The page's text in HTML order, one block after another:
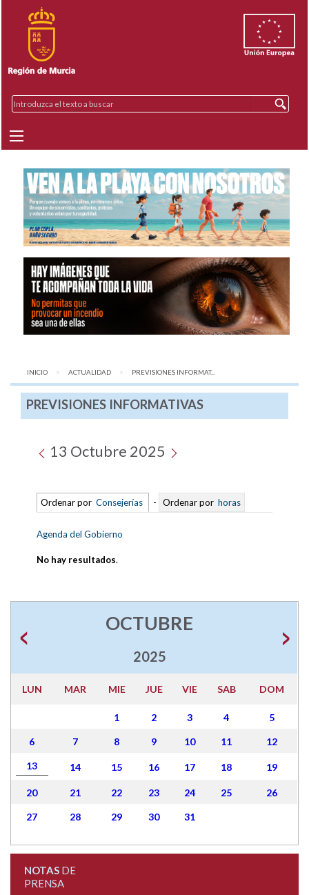
INICIO ACTUALIDAD AQUÍ:
PREVISIONES INFORMAT...
PREVISIONES INFORMATIVAS
13 Octubre 2025
Ordenar por Consejerías - Ordenar por horas
Agenda del Gobierno
No hay resultados.
OCTUBRE
2025
LUN MAR MIE JUE VIE SAB DOM
1 2 3 4 5
6 7 8 9 10 11 12
13 14 15 16 17 18 19
20 21 22 23 24 25 26
27 28 29 30 31
NOTASDE
PRENSA